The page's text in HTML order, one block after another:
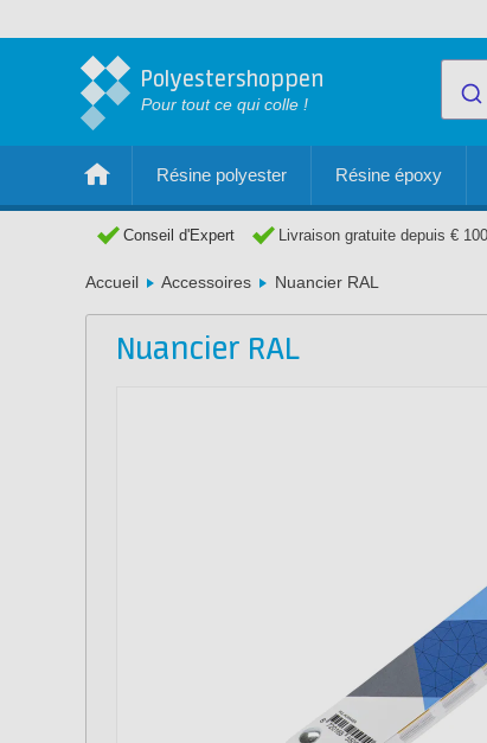
Polyestershoppen
Pour tout ce qui colle !
Résine polyester Résine époxy
Conseil d'Expert Livraison gratuite depuis €
Accueil Accessoires Nuancier RAL
Nuancier RAL